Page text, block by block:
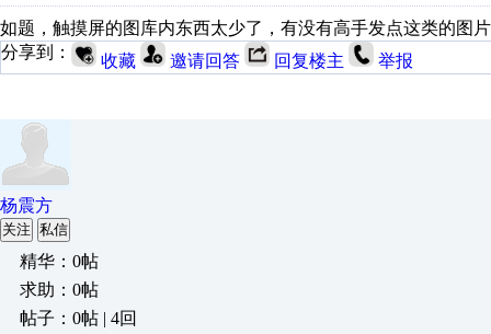
如题，触摸屏的图库内东西太少了，有没有高手发点这类的图
分享到：
收藏 邀请回答 回复楼主 举报
杨震方
关注 私信
精华：0帖
求助：0帖
帖子：0帖 | 4回